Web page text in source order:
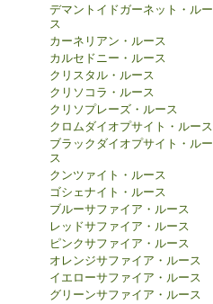
デマントイドガーネット・ルー
ス
カーネリアン・ルース
カルセドニー・ルース
クリスタル・ルース
クリソコラ・ルース
クリソプレーズ・ルース
クロムダイオプサイト・ルース
ブラックダイオプサイト・ルー
ス
クンツァイト・ルース
ゴシェナイト・ルース
ブルーサファイア・ルース
レッドサファイア・ルース
ピンクサファイア・ルース
オレンジサファイア・ルース
イエローサファイア・ルース
グリーンサファイア・ルース